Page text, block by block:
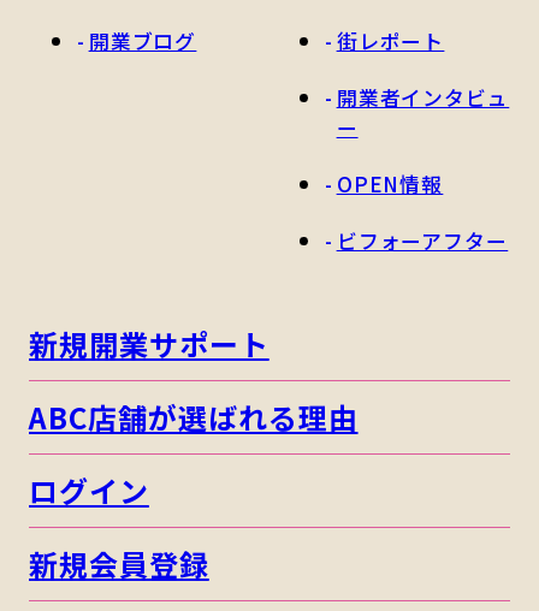
開業ブログ
街レポート
開業者インタビュ
ー
OPEN情報
ビフォーアフター
新規開業サポート
ABC店舗が選ばれる理由
ログイン
新規会員登録